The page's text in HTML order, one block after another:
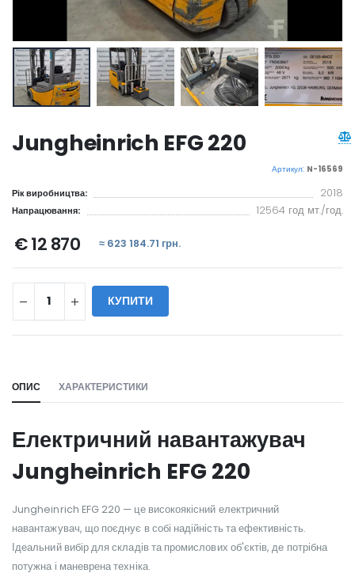
Jungheinrich EFG 220
Артикул: N-16569
Рік виробництва: 2018
Напрацювання: 12564 год мт./год.
€ 12 870 ≈ 623 184.71 грн.
КУПИТИ
ОПИС ХАРАКТЕРИСТИКИ
Електричний навантажувач
Jungheinrich EFG 220
Jungheinrich EFG 220 — це високоякісний електричний
навантажувач, що поєднує в собі надійність та ефективність.
Ідеальний вибір для складів та промислових об'єктів, де потрібна
потужна і маневрена техніка.